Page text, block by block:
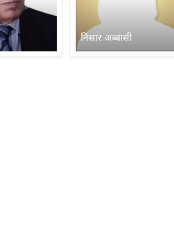
निसार अब्बासी